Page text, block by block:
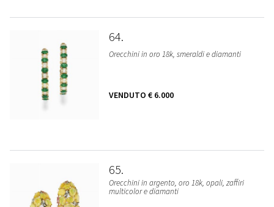
64
Orecchini in oro 18k, smeraldi e diamanti
VENDUTO € 6.000
65
Orecchini in argento, oro 18k, opali, zaffiri
multicolor e diamanti